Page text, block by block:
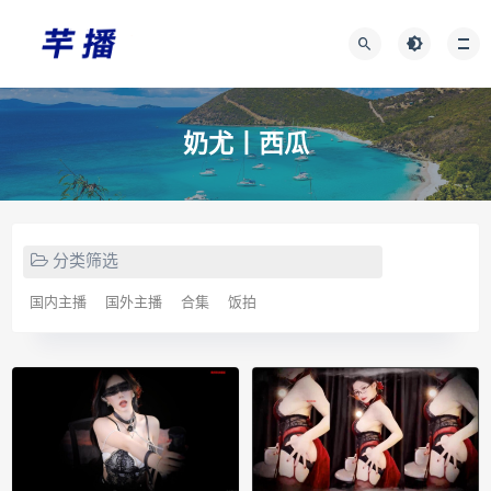
奶尤丨西瓜
分类筛选
国内主播 国外主播 合集 饭拍